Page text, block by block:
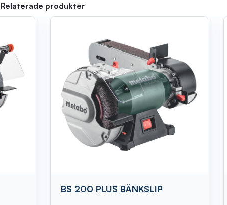
Relaterade produkter
BS 200 PLUS BÄNKSLIP